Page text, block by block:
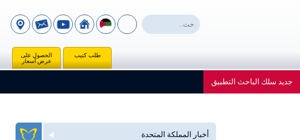
الحصول على
عرض أسعار
طلب كتيب
جديد سلك الباحث التطبيق
أخبار المملكة المتحدة